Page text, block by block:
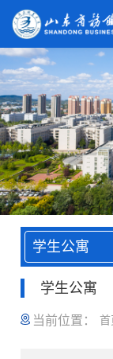
学生公寓
学生公寓
当前位置： 首